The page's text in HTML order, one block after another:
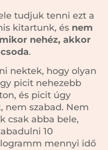
tudjuk tenni ezt a
kitartunk, és nem
nehéz, akkor
.
nektek, hogy olyan
picit nehezebb
és picit úgy
nem szabad. Nem
csak abba bele,
10
mennyi idő